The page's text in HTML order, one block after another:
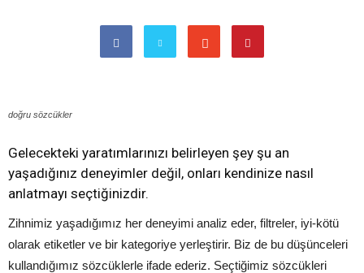
doğru sözcükler
Gelecekteki yaratımlarınızı belirleyen şey şu an
yaşadığınız deneyimler değil, onları kendinize nasıl
anlatmayı seçtiğinizdir.
Zihnimiz yaşadığımız her deneyimi analiz eder, filtreler, iyi-kötü
olarak etiketler ve bir kategoriye yerleştirir. Biz de bu düşünceleri
kullandığımız sözcüklerle ifade ederiz. Seçtiğimiz sözcükleri